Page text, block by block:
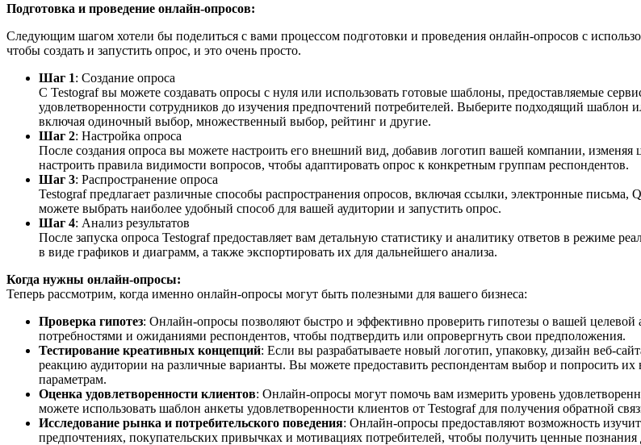
Подготовка и проведение онлайн-опросов:
Следующим шагом хотели бы поделиться с вами процессом подготовки и проведения онлайн-опросов с
чтобы создать и запустить опрос, и это очень просто.
Шаг 1: Создание опроса
С Testograf вы можете создавать опросы с нуля или использовать готовые шаблоны, предоставляемые
удовлетворенности сотрудников до изучения предпочтений потребителей. Выберите подходящий шаблон
включая одиночный выбор, множественный выбор, рейтинг и другие.
Шаг 2: Настройка опроса
После создания опроса вы можете настроить его внешний вид, добавив логотип вашей компании,
настроить правила видимости вопросов, чтобы адаптировать опрос к конкретным группам респондентов.
Шаг 3: Распространение опроса
Testograf предлагает различные способы распространения опросов, включая ссылки, электронные
можете выбрать наиболее удобный способ для вашей аудитории и запустить опрос.
Шаг 4: Анализ результатов
После запуска опроса Testograf предоставляет вам детальную статистику и аналитику ответов в режиме
в виде графиков и диаграмм, а также экспортировать их для дальнейшего анализа.
Когда нужны онлайн-опросы:
Теперь рассмотрим, когда именно онлайн-опросы могут быть полезными для вашего бизнеса:
Проверка гипотез: Онлайн-опросы позволяют быстро и эффективно проверить гипотезы о вашей
потребностями и ожиданиями респондентов, чтобы подтвердить или опровергнуть свои предположения.
Тестирование креативных концепций: Если вы разрабатываете новый логотип, упаковку, дизайн веб-
реакцию аудитории на различные варианты. Вы можете предоставить респондентам выбор и попросить
параметрам.
Оценка удовлетворенности клиентов: Онлайн-опросы могут помочь вам измерить уровень
можете использовать шаблон анкеты удовлетворенности клиентов от Testograf для получения обратной
Исследование рынка и потребительского поведения: Онлайн-опросы предоставляют возможность
предпочтениях, покупательских привычках и мотивациях потребителей, чтобы получить ценные